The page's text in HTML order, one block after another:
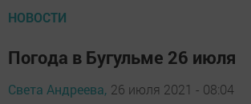
НОВОСТИ
Погода в Бугульме 26 июля
Света Андреева, 26 июля 2021 - 08:04